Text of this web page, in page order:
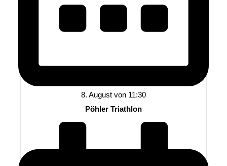
8. August von 11:30
Pöhler Triathlon